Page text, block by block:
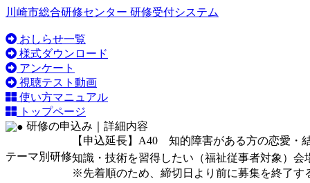
川崎市総合研修センター 研修受付システム
おしらせ一覧
様式ダウンロード
アンケート
視聴テスト動画
使い方マニュアル
トップページ
研修の申込み｜詳細内容
テーマ別研修
【申込延長】A40 知的障害がある方の恋愛・
知識・技術を習得したい（福祉従事者対象） 会
※先着順のため、締切日より前に募集を終了す